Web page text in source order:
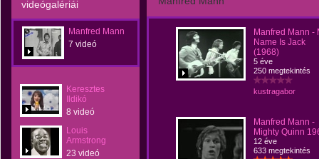
videógalériái
Manfred Mann
7 videó
Keresztes
Ildikó
8 videó
Louis
Armstrong
23 videó
Manfred Mann -
Name Is Jack
(1968)
5 éve
250 megtekintés
kustragabor
Manfred Mann -
Mighty Quinn
12 éve
633 megtekintés